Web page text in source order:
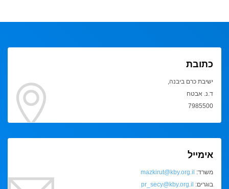
כתובת
ישיבת כרם ביבנה,
ד.נ. אבטח
7985500
אימייל
משרד: mazkirut@kby.org.il
בוגרים: pr_secy@kby.org.il